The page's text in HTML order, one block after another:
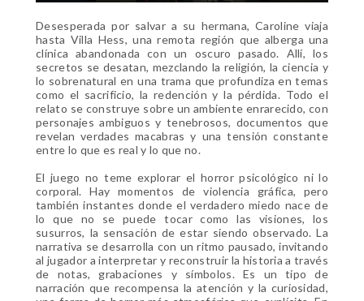
Desesperada por salvar a su hermana, Caroline viaja
hasta Villa Hess, una remota región que alberga una
clínica abandonada con un oscuro pasado. Allí, los
secretos se desatan, mezclando la religión, la ciencia y
lo sobrenatural en una trama que profundiza en temas
como el sacrificio, la redención y la pérdida. Todo el
relato se construye sobre un ambiente enrarecido, con
personajes ambiguos y tenebrosos, documentos que
revelan verdades macabras y una tensión constante
entre lo que es real y lo que no.
El juego no teme explorar el horror psicológico ni lo
corporal. Hay momentos de violencia gráfica, pero
también instantes donde el verdadero miedo nace de
lo que no se puede tocar como las visiones, los
susurros, la sensación de estar siendo observado. La
narrativa se desarrolla con un ritmo pausado, invitando
al jugador a interpretar y reconstruir la historia a través
de notas, grabaciones y símbolos. Es un tipo de
narración que recompensa la atención y la curiosidad,